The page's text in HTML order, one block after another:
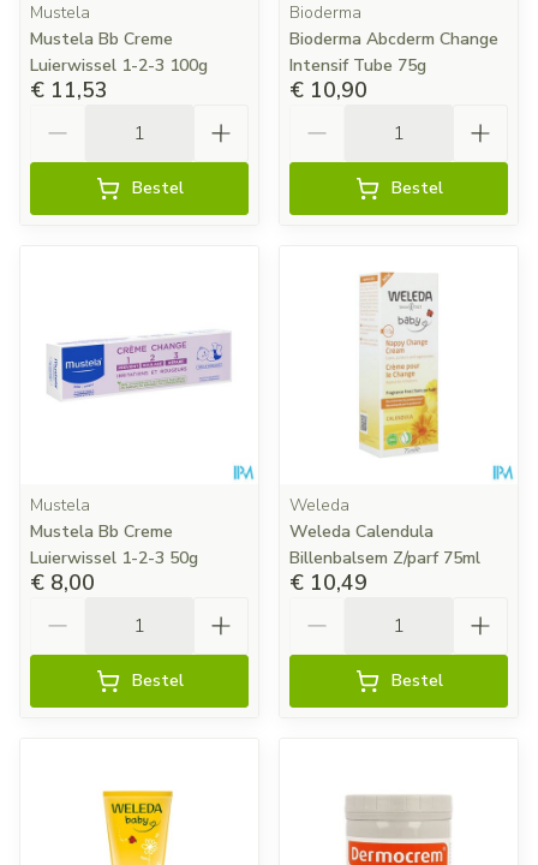
Mustela
Mustela Bb Creme
Luierwissel 1-2-3 100g
€ 11,53
Bestel
Bioderma
Bioderma Abcderm Change
Intensif Tube 75g
€ 10,90
Bestel
Mustela
Mustela Bb Creme
Luierwissel 1-2-3 50g
€ 8,00
Bestel
Weleda
Weleda Calendula
Billenbalsem Z/parf 75ml
€ 10,49
Bestel